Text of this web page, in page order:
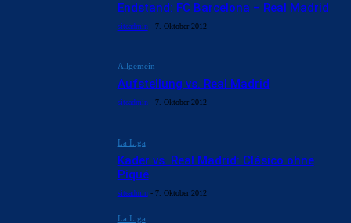
Endstand: FC Barcelona – Real Madrid
siteadmin - 7. Oktober 2012
Allgemein
Aufstellung vs. Real Madrid
siteadmin - 7. Oktober 2012
La Liga
Kader vs. Real Madrid: Clásico ohne
Piqué
siteadmin - 7. Oktober 2012
La Liga